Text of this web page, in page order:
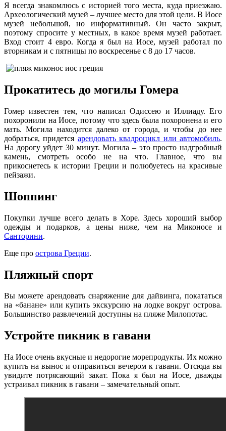
Я всегда знакомлюсь с историей того места, куда приезжаю.
Археологический музей – лучшее место для этой цели. В Иосе
музей небольшой, но информативный. Он часто закрыт,
поэтому спросите у местных, в какое время музей работает.
Вход стоит 4 евро. Когда я был на Иосе, музей работал по
вторникам и с пятницы по воскресенье с 8 до 17 часов.
Прокатитесь до могилы Гомера
Гомер известен тем, что написал Одиссею и Иллиаду. Его
похоронили на Иосе, потому что здесь была похоронена и его
мать. Могила находится далеко от города, и чтобы до нее
добраться, придется арендовать квадроцикл или автомобиль.
На дорогу уйдет 30 минут. Могила – это просто надгробный
камень, смотреть особо не на что. Главное, что вы
прикоснетесь к истории Греции и полюбуетесь на красивые
пейзажи.
Шоппинг
Покупки лучше всего делать в Хоре. Здесь хороший выбор
одежды и подарков, а цены ниже, чем на Миконосе и
Санторини.
Еще про острова Греции.
Пляжный спорт
Вы можете арендовать снаряжение для дайвинга, покататься
на «банане» или купить экскурсию на лодке вокруг острова.
Большинство развлечений доступны на пляже Милопотас.
Устройте пикник в гавани
На Иосе очень вкусные и недорогие морепродукты. Их можно
купить на вынос и отправиться вечером к гавани. Отсюда вы
увидите потрясающий закат. Пока я был на Иосе, дважды
устраивал пикник в гавани – замечательный опыт.